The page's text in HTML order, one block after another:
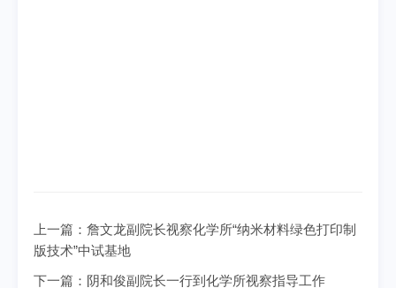
上一篇： 詹文龙副院长视察化学所“纳米材料绿色打印制
版技术”中试基地
下一篇： 阴和俊副院长一行到化学所视察指导工作